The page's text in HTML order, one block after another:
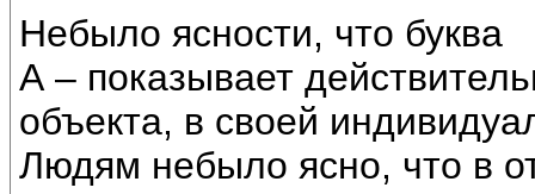
Небыло ясности, что буква
А – показывает
объекта, в своей
Людям небыло ясно, что в